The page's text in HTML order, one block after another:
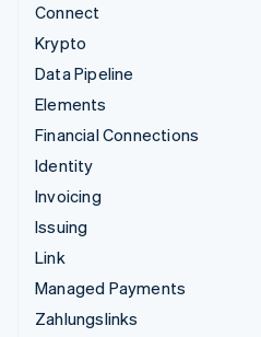
Connect
Krypto
Data Pipeline
Elements
Financial Connections
Identity
Invoicing
Issuing
Link
Managed Payments
Zahlungslinks